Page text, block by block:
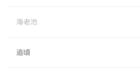
海老池
追頃